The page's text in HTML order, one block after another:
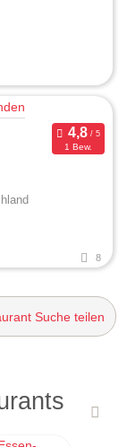
1 Bew.
8
Suche teilen